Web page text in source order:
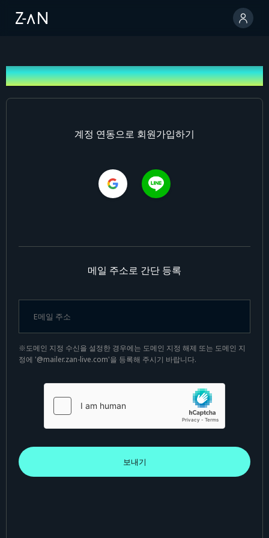
회원가입
계정 연동으로 회원가입하기
메일 주소로 간단 등록
※도메인 지정 수신을 설정한 경우에는 도메인 지정 해제 또는 도메인 지
정에 '@mailer.zan-live.com'을 등록해 주시기 바랍니다.